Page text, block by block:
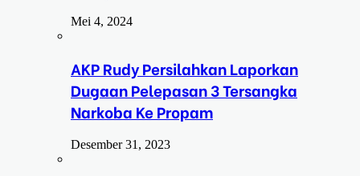
Mei 4, 2024
AKP Rudy Persilahkan Laporkan
Dugaan Pelepasan 3 Tersangka
Narkoba Ke Propam
Desember 31, 2023